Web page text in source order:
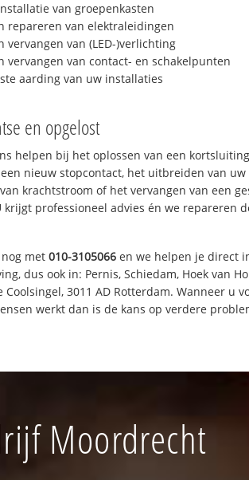
van groepenkasten
repareren van elektraleidingen
vervangen van (LED-)verlichting
vervangen van contact- en schakelpunten
aarding van uw installaties
en opgelost
helpen bij het oplossen van een
nieuw stopcontact, het uitbreiden van uw
krachtstroom of het vervangen van een
krijgt professioneel advies én we repareren
met 010-3105066 en we helpen je direct
dus ook in: Pernis, Schiedam, Hoek van
3011 AD Rotterdam. Wanneer u
werkt dan is de kans op verdere
Moordrecht